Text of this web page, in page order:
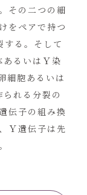
その二つの細
をペアで持つ
する。そして
るいはＹ染
細胞あるいは
れる分裂の
伝子の組み換
Ｙ遺伝子は先